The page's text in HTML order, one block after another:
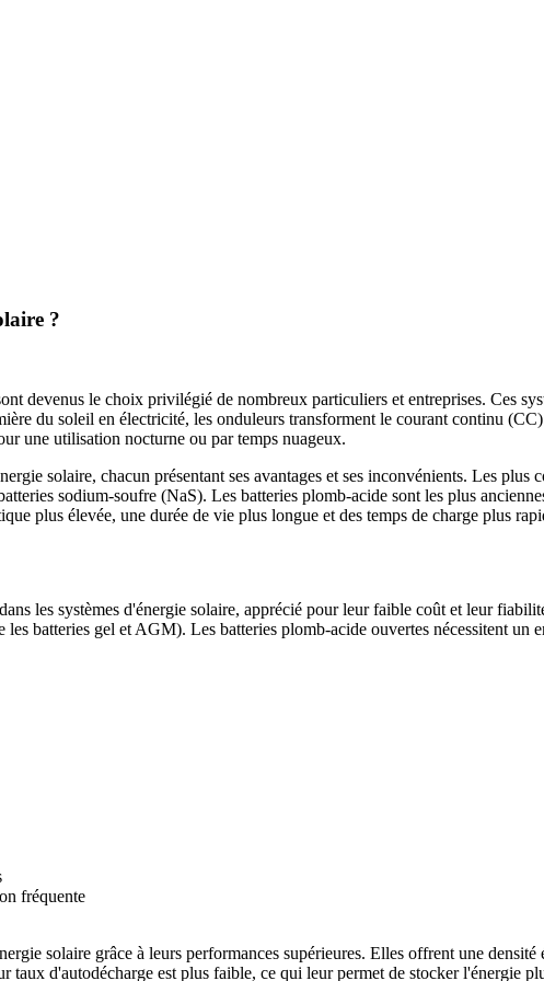
?
devenus le choix privilégié de nombreux particuliers et entreprises. Ces
du soleil en électricité, les onduleurs transforment le courant continu
une utilisation nocturne ou par temps nuageux.
solaire, chacun présentant ses avantages et ses inconvénients. Les plus
sodium-soufre (NaS). Les batteries plomb-acide sont les plus
plus élevée, une durée de vie plus longue et des temps de charge plus
les systèmes d'énergie solaire, apprécié pour leur faible coût et leur
batteries gel et AGM). Les batteries plomb-acide ouvertes nécessitent un
fréquente
solaire grâce à leurs performances supérieures. Elles offrent une
taux d'autodécharge est plus faible, ce qui leur permet de stocker l'énergie